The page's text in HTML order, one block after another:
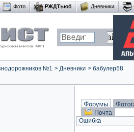
Фото РЖДТьюб Дневники
№1 > Дневники > бабулер58
Форумы
Почта
Ошибка